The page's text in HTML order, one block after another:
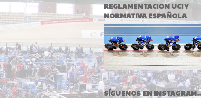
REGLAMENTACION UCI Y
NORMATIVA ESPAÑOLA
SÍGUENOS EN